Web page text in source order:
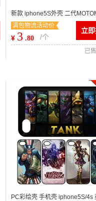
新款 iphone5S外壳 二代
拉丝钢化iphone4手机壳保护壳
满包物流活动价
¥ 3 .80 /个
立
已
PC彩绘壳 手机壳 iphone5S/4s